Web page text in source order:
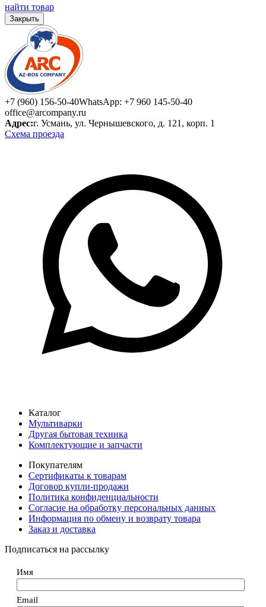
найти товар
Закрыть
+7 (960) 156-50-40WhatsApp: +7 960 145-50-40
office@arcompany.ru
Адрес:г. Усмань, ул. Чернышевского, д. 121, корп. 1
Схема проезда
Каталог
Мультиварки
Другая бытовая техника
Комплектующие и запчасти
Покупателям
Сертификаты к товарам
Договор купли-продажи
Политика конфиденциальности
Согласие на обработку персональных данных
Информация по обмену и возврату товара
Заказ и доставка
Подписаться на рассылку
Имя
Email